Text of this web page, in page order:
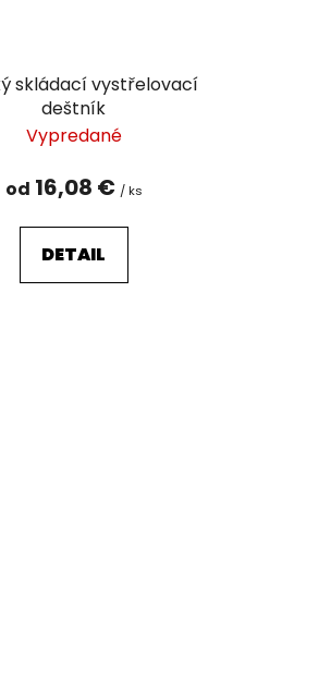
skládací vystřelovací
deštník
Vypredané
od 16,08 € / ks
DETAIL